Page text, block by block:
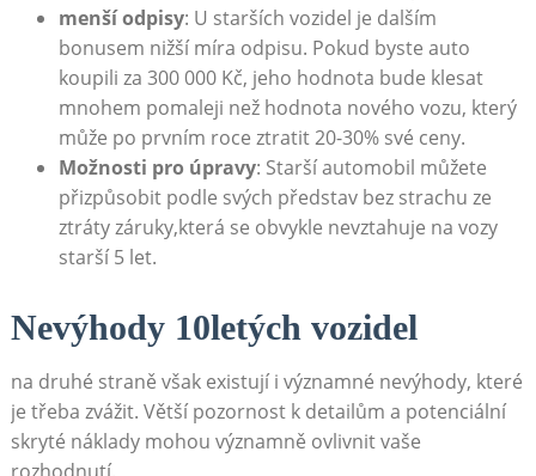
menší odpisy: U ⁣starších ‍vozidel je dalším⁣
bonusem nižší míra odpisu. Pokud byste auto‌
koupili za 300 ‍000 Kč, jeho hodnota bude klesat
mnohem ⁤pomaleji než hodnota nového vozu, který
může po prvním ⁢roce ‌ztratit 20-30% své ceny.
Možnosti pro úpravy: Starší automobil můžete⁣
přizpůsobit podle svých ⁢představ bez strachu ze
ztráty záruky,která se obvykle nevztahuje na vozy
starší 5 let.
Nevýhody 10letých vozidel
na druhé ‌straně však existují i významné⁢ nevýhody, které
je třeba zvážit. Větší⁣ pozornost k detailům a ‌potenciální
skryté náklady mohou významně‍ ovlivnit vaše